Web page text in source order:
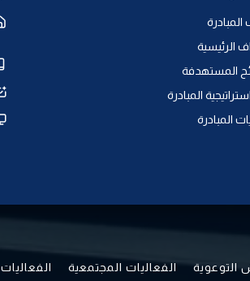
المبادرة
الرئيسية
المستهدفة
المبادرة
المبادرة
التوعوية الفعاليات المجتمعية